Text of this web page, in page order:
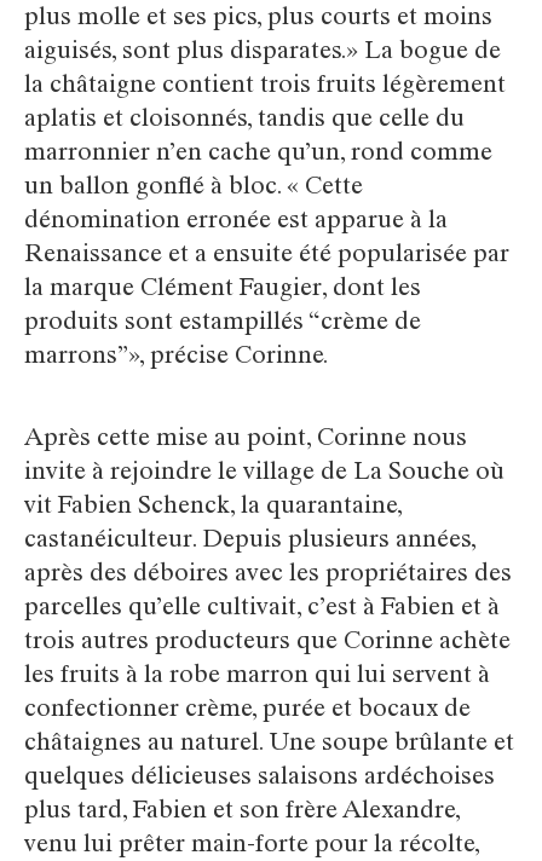
plus molle et ses pics, plus courts et moins
aiguisés, sont plus disparates.» La bogue de
la châtaigne contient trois fruits légèrement
aplatis et cloisonnés, tandis que celle du
marronnier n’en cache qu’un, rond comme
un ballon gonflé à bloc. « Cette
dénomination erronée est apparue à la
Renaissance et a ensuite été popularisée par
la marque Clément Faugier, dont les
produits sont estampillés “crème de
marrons”», précise Corinne.
Après cette mise au point, Corinne nous
invite à rejoindre le village de La Souche où
vit Fabien Schenck, la quarantaine,
castanéiculteur. Depuis plusieurs années,
après des déboires avec les propriétaires des
parcelles qu’elle cultivait, c’est à Fabien et à
trois autres producteurs que Corinne achète
les fruits à la robe marron qui lui servent à
confectionner crème, purée et bocaux de
châtaignes au naturel. Une soupe brûlante et
quelques délicieuses salaisons ardéchoises
plus tard, Fabien et son frère Alexandre,
venu lui prêter main-forte pour la récolte,